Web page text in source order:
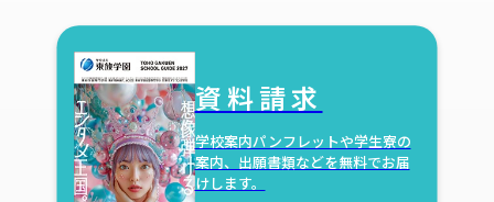
資料請求
学校案内パンフレットや学生寮の
案内、出願書類などを無料でお届
けします。